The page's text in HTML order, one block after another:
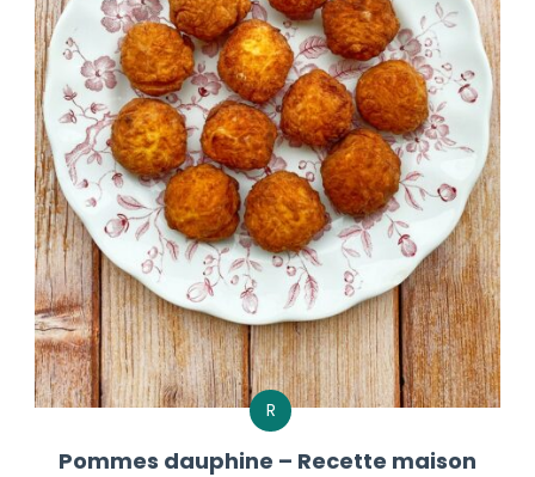
R
Pommes dauphine – Recette maison